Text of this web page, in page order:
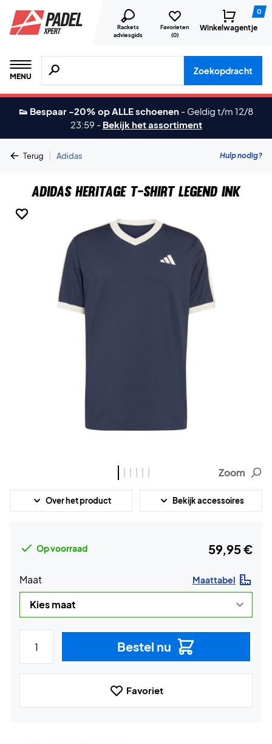
Rackets
adviesgids
Favorieten
(0)
0
Winkelwagentje
MENU
Zoeken naar producten, merken etc.
Zoekopdracht
👟 Bespaar -20% op ALLE schoenen - Geldig t/m 12/8
23:59 - Bekijk het assortiment
Terug | Adidas Hulp nodig?
Adidas Heritage T-shirt Legend Ink
Zoom
Over het product Bekijk accessoires
Op voorraad 59,95 €
Maat Maattabel
Bestel nu
Favoriet